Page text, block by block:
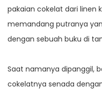
pakaian cokelat dari linen
memandang putranya
dengan sebuah buku di
Saat namanya dipanggil,
cokelatnya senada